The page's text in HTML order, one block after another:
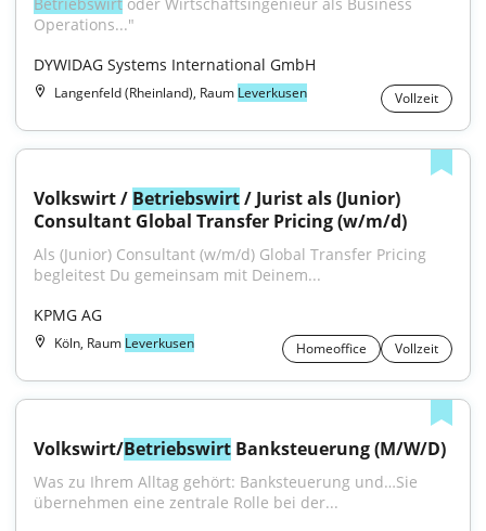
Operations..."
DYWIDAG Systems International GmbH
Langenfeld (Rheinland), Raum Leverkusen Vollzeit
Volkswirt / Betriebswirt / Jurist als (Junior)
Consultant Global Transfer Pricing (w/m/d)
Als (Junior) Consultant (w/m/d) Global Transfer Pricing
begleitest Du gemeinsam mit Deinem...
KPMG AG
Köln, Raum Leverkusen Homeoffice Vollzeit
Volkswirt/Betriebswirt Banksteuerung (M/W/D)
Was zu Ihrem Alltag gehört: Banksteuerung und…Sie
übernehmen eine zentrale Rolle bei der...